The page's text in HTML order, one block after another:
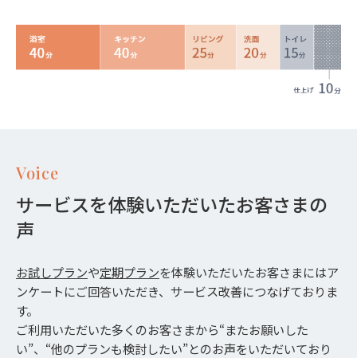
Voice
サービスを体験いただいたお客さまの
声
お試しプランや定期プランを体験いただいたお客さまにはア
ンケートにご回答いただき、サービス改善につなげておりま
す。
ご利用いただいた多くのお客さまから“またお願いした
い”、“他のプランも検討したい”とのお声をいただいており